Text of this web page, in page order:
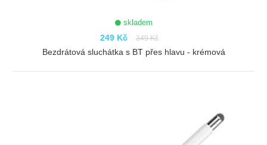
skladem
249 Kč 349 Kč
Bezdrátová sluchátka s BT přes hlavu - krémová